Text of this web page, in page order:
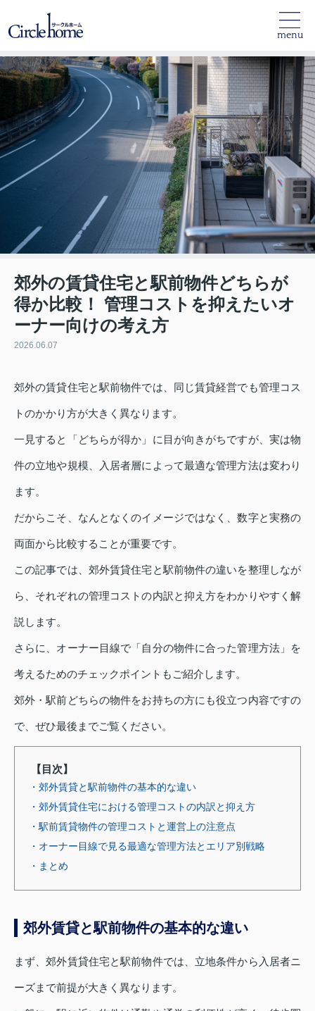
menu
郊外の賃貸住宅と駅前物件どちらが
得か比較！ 管理コストを抑えたいオ
ーナー向けの考え方
2026.06.07
郊外の賃貸住宅と駅前物件では、同じ賃貸経営でも管理コス
トのかかり方が大きく異なります。
一見すると「どちらが得か」に目が向きがちですが、実は物
件の立地や規模、入居者層によって最適な管理方法は変わり
ます。
だからこそ、なんとなくのイメージではなく、数字と実務の
両面から比較することが重要です。
この記事では、郊外賃貸住宅と駅前物件の違いを整理しなが
ら、それぞれの管理コストの内訳と抑え方をわかりやすく解
説します。
さらに、オーナー目線で「自分の物件に合った管理方法」を
考えるためのチェックポイントもご紹介します。
郊外・駅前どちらの物件をお持ちの方にも役立つ内容ですの
で、ぜひ最後までご覧ください。
【目次】
・郊外賃貸と駅前物件の基本的な違い
・郊外賃貸住宅における管理コストの内訳と抑え方
・駅前賃貸物件の管理コストと運営上の注意点
・オーナー目線で見る最適な管理方法とエリア別戦略
・まとめ
郊外賃貸と駅前物件の基本的な違い
まず、郊外賃貸住宅と駅前物件では、立地条件から入居者ニ
ーズまで前提が大きく異なります。